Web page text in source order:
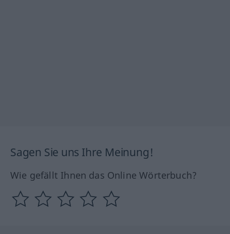
Sagen Sie uns Ihre Meinung!
Wie gefällt Ihnen das Online Wörterbuch?